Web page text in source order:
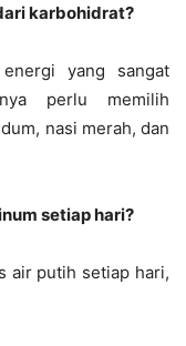
karbohidrat?
yang sangat
perlu memilih
nasi merah, dan
setiap hari?
air putih setiap hari,